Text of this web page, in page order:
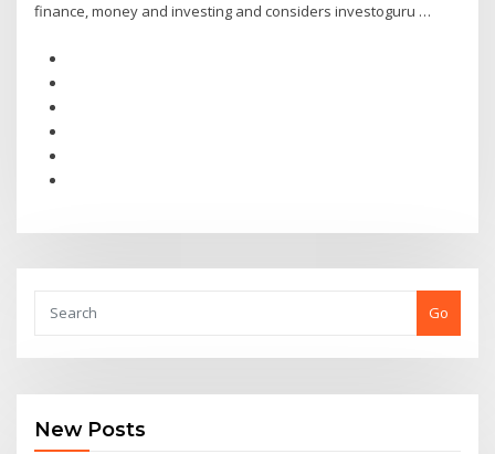
finance, money and investing and considers investoguru …
Go
New Posts